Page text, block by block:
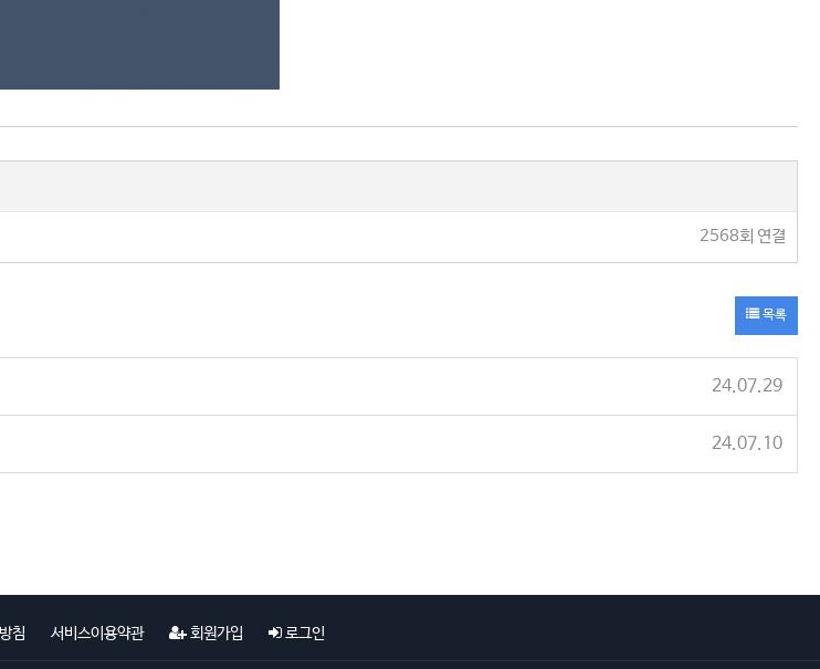
2568회 연결
목록
24.07.29
24.07.10
침 서비스이용약관 회원가입 로그인